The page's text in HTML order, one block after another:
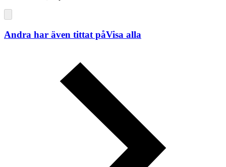
Andra har även tittat påVisa alla